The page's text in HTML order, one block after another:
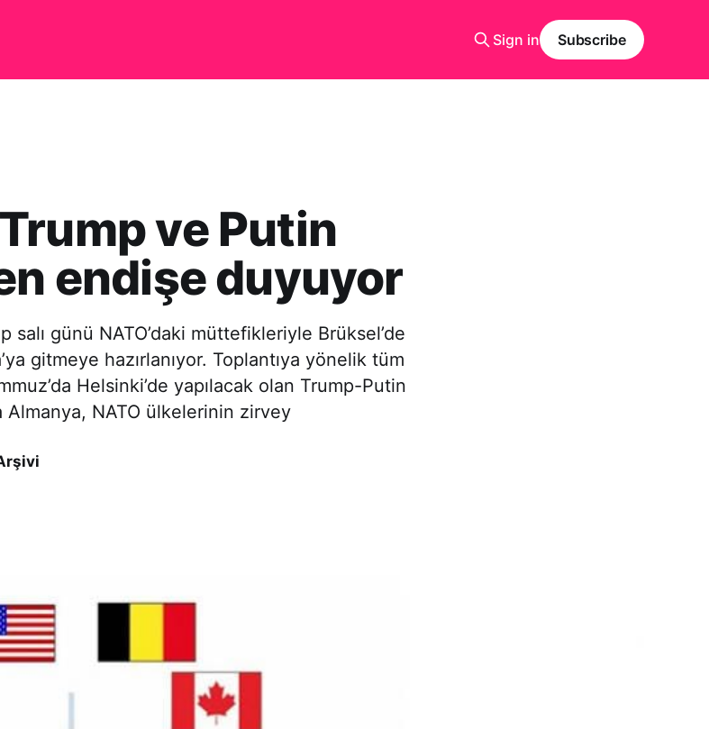
Sign in Subscribe
ve Putin
endişe duyuyor
salı günü NATO’daki müttefikleriyle Brüksel’de
gitmeye hazırlanıyor. Toplantıya yönelik tüm
Helsinki’de yapılacak olan Trump-Putin
Almanya, NATO ülkelerinin zirvey